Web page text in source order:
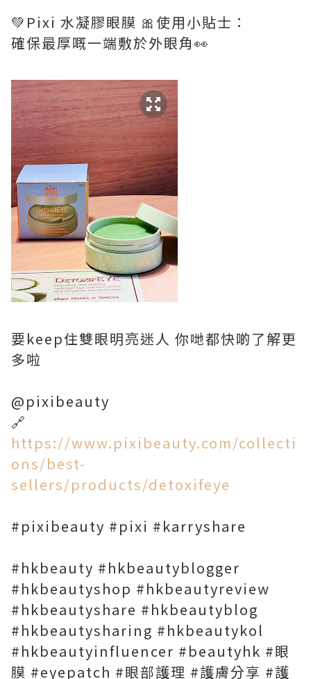
💚Pixi 水凝膠眼膜 🎀使用小貼士：
確保最厚嘅一端敷於外眼角👀
要keep住雙眼明亮迷人 你哋都快啲了解更
多啦
@pixibeauty
🔗
https://www.pixibeauty.com/collecti
ons/best-
sellers/products/detoxifeye
#pixibeauty #pixi #karryshare
#hkbeauty #hkbeautyblogger
#hkbeautyshop #hkbeautyreview
#hkbeautyshare #hkbeautyblog
#hkbeautysharing #hkbeautykol
#hkbeautyinfluencer #beautyhk #眼
膜 #eyepatch #眼部護理 #護膚分享 #護